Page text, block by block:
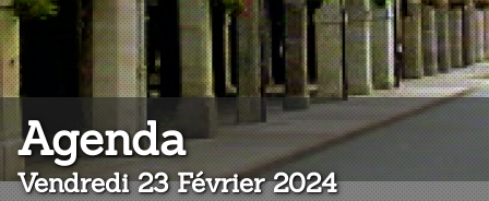
Agenda:
Vendredi 23 Février 2024